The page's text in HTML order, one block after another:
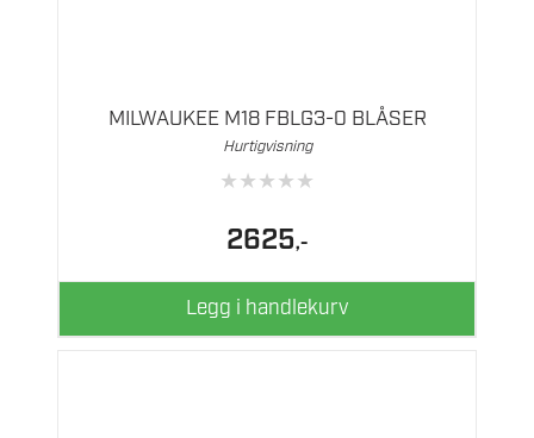
MILWAUKEE M18 FBLG3-0 BLÅSER
Hurtigvisning
★★★★★
2625,-
Legg i handlekurv